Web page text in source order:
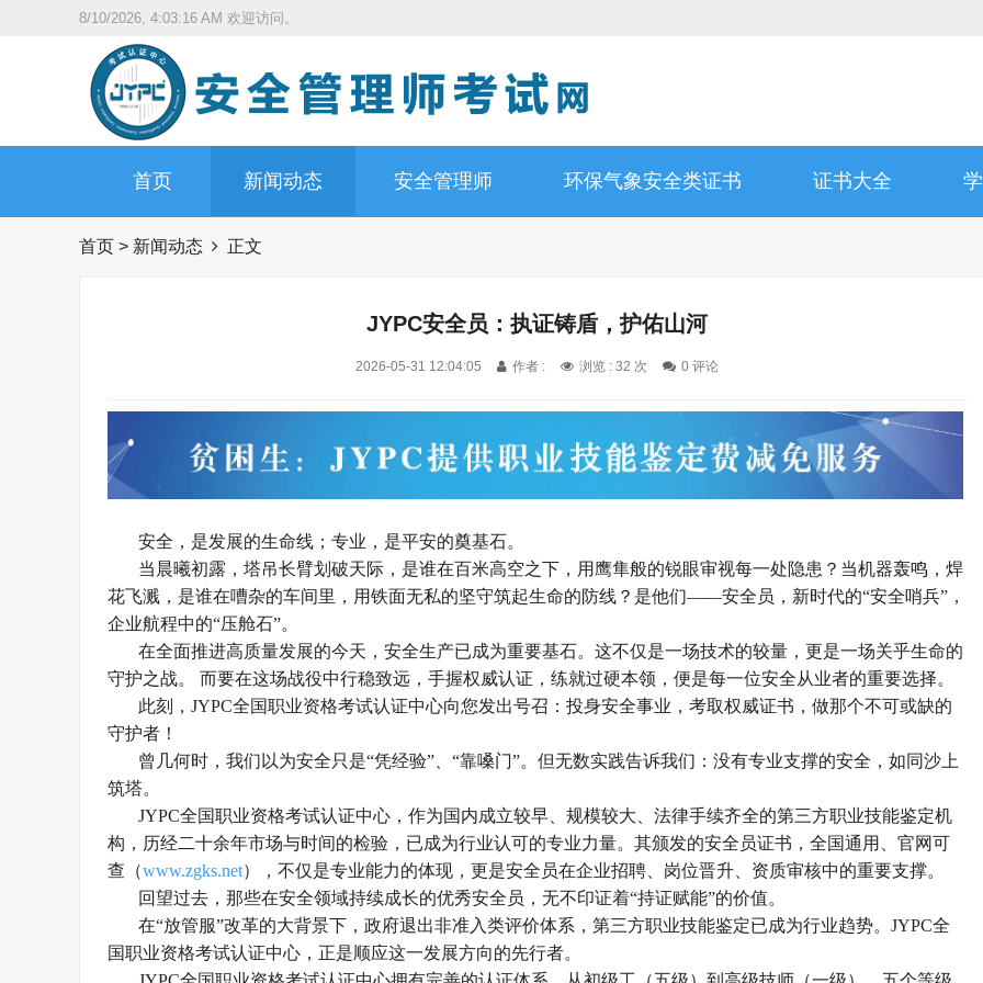
8/10/2026, 4:03:17 AM 欢迎访问。
首页 新闻动态 安全管理师 环保气象安全类证书 证书大全
首页 > 新闻动态 正文
JYPC安全员：执证铸盾，护佑山河
2026-05-31 12:04:05 作者 : 浏览 : 32 次 0 评论
安全，是发展的生命线；专业，是平安的奠基石。
当晨曦初露，塔吊长臂划破天际，是谁在百米高空之下，用鹰隼般的锐眼审视每一处隐患？当机器轰鸣，焊
花飞溅，是谁在嘈杂的车间里，用铁面无私的坚守筑起生命的防线？是他们——安全员，新时代的“安全哨兵”，
企业航程中的“压舱石”。
在全面推进高质量发展的今天，安全生产已成为重要基石。这不仅是一场技术的较量，更是一场关乎生命的
守护之战。
而要在这场战役中行稳致远，手握权威认证，练就过硬本领，便是每一位安全从业者的重要选择。
此刻， JYPC全国职业资格考试认证中心向您发出号召：投身安全事业，考取权威证书，做那个不可或缺的
守护者！
曾几何时，我们以为安全只是“凭经验”、“靠嗓门”。但无数实践告诉我们：没有专业支撑的安全，如同沙上
筑塔。
JYPC全国职业资格考试认证中心，作为国内成立较早、规模较大、法律手续齐全的第三方职业技能鉴定机
构，历经二十余年市场与时间的检验，已成为行业认可的专业力量。其颁发的安全员证书，全国通用、官网可
查（www.zgks.net），不仅是专业能力的体现，更是安全员在企业招聘、岗位晋升、资质审核中的重要支撑。
回望过去，那些在安全领域持续成长的优秀安全员，无不印证着“持证赋能”的价值。
在“放管服”改革的大背景下，政府退出非准入类评价体系，第三方职业技能鉴定已成为行业趋势。JYPC全
国职业资格考试认证中心，正是顺应这一发展方向的先行者。